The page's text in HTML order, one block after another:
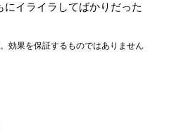
イライラしてばかりだった
効果を保証するものではありません